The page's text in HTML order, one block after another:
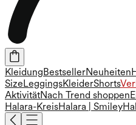
Kleidung BestsellerNeuheiten
Size LeggingsKleiderShorts
AktivitätNach Trend shoppen
Halara-KreisHalara | Smiley